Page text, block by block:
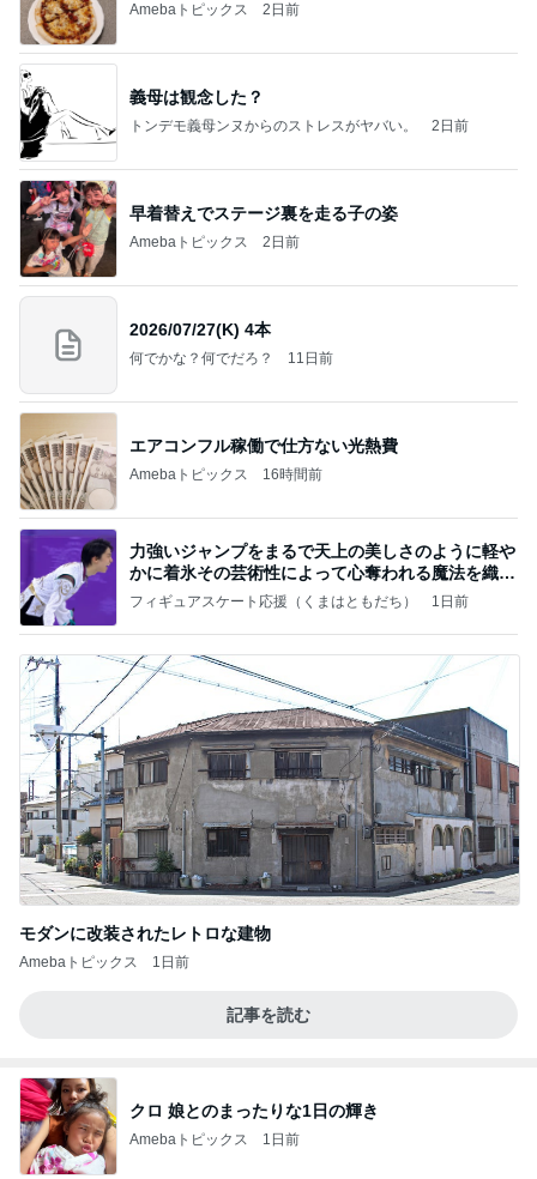
Amebaトピックス 2日前
義母は観念した？
トンデモ義母ンヌからのストレスがヤバい。 2日前
早着替えでステージ裏を走る子の姿
Amebaトピックス 2日前
2026/07/27(K) 4本
何でかな？何でだろ？ 11日前
エアコンフル稼働で仕方ない光熱費
Amebaトピックス 16時間前
力強いジャンプをまるで天上の美しさのように軽や
かに着氷その芸術性によって心奪われる魔法を織り
なす
フィギュアスケート応援（くまはともだち） 1日前
モダンに改装されたレトロな建物
Amebaトピックス 1日前
記事を読む
クロ 娘とのまったりな1日の輝き
Amebaトピックス 1日前